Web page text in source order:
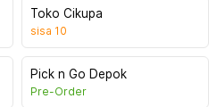
Toko Cikupa
sisa 10
Pick n Go Depok
Pre-Order